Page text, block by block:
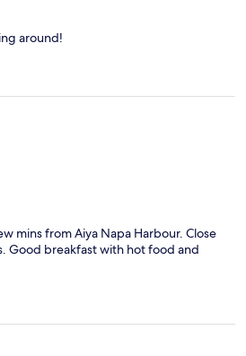
around!
mins from Aiya Napa Harbour. Close
Good breakfast with hot food and